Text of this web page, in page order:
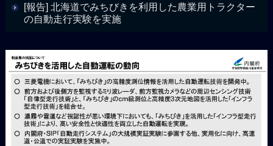
[報告] 北海道でみちびきを利用した農業用トラクター
の自動走行実験を実施